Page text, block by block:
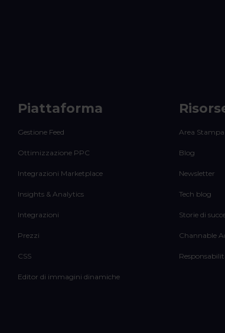
Piattaforma
Gestione Feed
Ottimizzazione PPC
Integrazioni Marketplace
Insights & Analytics
Integrazioni
Prezzi
CSS
Editor di immagini dinamiche
Area Stampa
Blog
Newsletter
Tech blog
Storie di
Channable